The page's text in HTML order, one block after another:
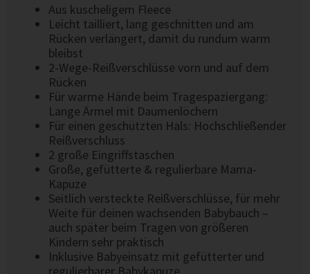
Aus kuscheligem Fleece
Leicht tailliert, lang geschnitten und am
Rücken verlängert, damit du rundum warm
bleibst
2-Wege-Reißverschlüsse vorn und auf dem
Rücken
Für warme Hände beim Tragespaziergang:
Lange Ärmel mit Daumenlöchern
Für einen geschützten Hals: Hochschließender
Reißverschluss
2 große Eingriffstaschen
Große, gefütterte & regulierbare Mama-
Kapuze
Seitlich versteckte Reißverschlüsse, für mehr
Weite für deinen wachsenden Babybauch –
auch später beim Tragen von größeren
Kindern sehr praktisch
Inklusive Babyeinsatz mit gefütterter und
regulierbarer Babykapuze